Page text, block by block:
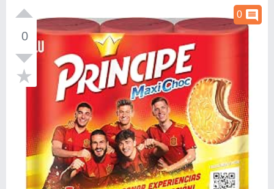
0
0 comment